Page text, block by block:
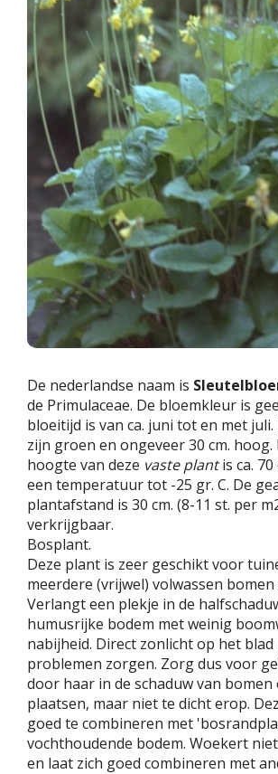
De nederlandse naam is
de Primulaceae. De bloemkleur is
bloeitijd is van ca. juni tot en met
zijn groen en ongeveer 30 cm. hoog.
hoogte van deze vaste plantis ca.
een temperatuur tot -25 gr. C. De
plantafstand is 30 cm. (8-11 st. per
verkrijgbaar.
Bosplant.
Deze plant is zeer geschikt voor
meerdere (vrijwel) volwassen
Verlangt een plekje in de
humusrijke bodem met weinig
nabijheid. Direct zonlicht op het
problemen zorgen. Zorg dus voor
door haar in de schaduw van
plaatsen, maar niet te dicht erop.
goed te combineren met
vochthoudende bodem. Woekert
en laat zich goed combineren met